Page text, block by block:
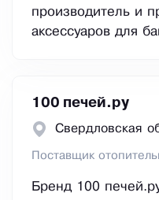
производитель и
аксессуаров для
100 печей.ру
Свердловская
Поставщик
Бренд 100